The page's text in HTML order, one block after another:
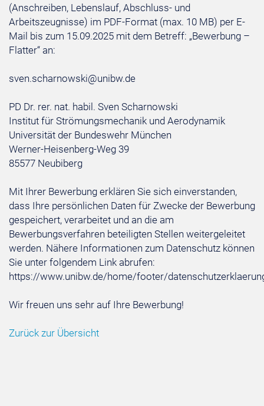
(Anschreiben, Lebenslauf, Abschluss- und
Arbeitszeugnisse) im PDF-Format (max. 10 MB) per E-
Mail bis zum 15.09.2025 mit dem Betreff: „Bewerbung –
Flatter“ an:
sven.scharnowski@unibw.de
PD Dr. rer. nat. habil. Sven Scharnowski
Institut für Strömungsmechanik und Aerodynamik
Universität der Bundeswehr München
Werner-Heisenberg-Weg 39
85577 Neubiberg
Mit Ihrer Bewerbung erklären Sie sich einverstanden,
dass Ihre persönlichen Daten für Zwecke der Bewerbung
gespeichert, verarbeitet und an die am
Bewerbungsverfahren beteiligten Stellen weitergeleitet
werden. Nähere Informationen zum Datenschutz können
Sie unter folgendem Link abrufen:
https://www.unibw.de/home/footer/
Wir freuen uns sehr auf Ihre Bewerbung!
Zurück zur Übersicht